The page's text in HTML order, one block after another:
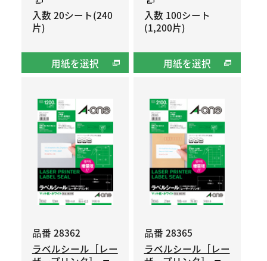
入数 20シート(240
片)
用紙を選択
入数 100シート
(1,200片)
用紙を選択
品番 28362
ラベルシール［レー
品番 28365
ラベルシール［レー